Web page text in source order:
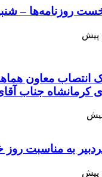
روزنامه‌ها – شنبه ۱۷
انتصاب معاون
کرمانشاه جناب
به مناسبت روز